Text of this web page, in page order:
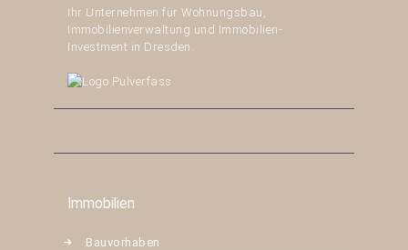
Ihr Unternehmen für Wohnungsbau,
Immobilienverwaltung und Immobilien-
Investment in Dresden.
Immobilien
Bauvorhaben